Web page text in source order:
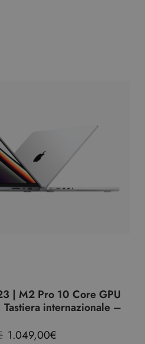
| M2 Pro 10 Core GPU
internazionale –
1.049,00€